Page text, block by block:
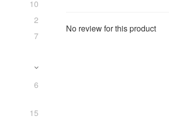
10
2
7
6
15
No review for this product